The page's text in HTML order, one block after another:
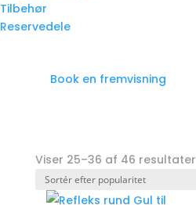
Tilbehør
Reservedele
Book en fremvisning
Viser 25–36 af 46 resultater